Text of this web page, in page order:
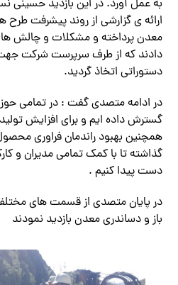
به عمل آورد. در این بازدید حسینی
ارائه ی گزارشی از روند پیشرفت
معدن پرداخته و مشکلات و چالش
دادند که از طرف سرپرست شرکت
دستوراتی اتخاذ گردید.
در ادامه متصدی گفت : در تمامی
گسترش داده ایم و برای افزایش
همچنین بهبود راندمان فراوری
گذاشته تا با کمک تمامی مدیران و
دست پیدا کنیم .
در پایان متصدی از قسمت های
باز و دساندری معدن بازدید نمودند